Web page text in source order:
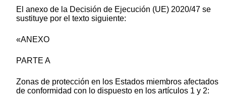
El anexo de la Decisión de Ejecución (UE) 2020/47 se
sustituye por el texto siguiente:
«ANEXO
PARTE A
Zonas de protección en los Estados miembros afectados
de conformidad con lo dispuesto en los artículos 1 y 2: